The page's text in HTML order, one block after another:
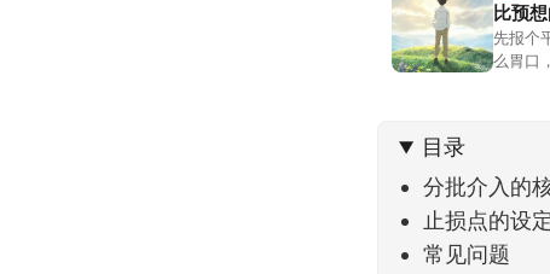
比预
先报个
么胃口
目录
分批介入的
止损点的设
常见问题